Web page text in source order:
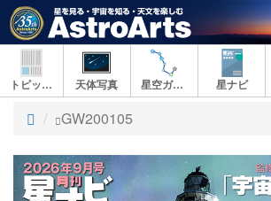
トピックス 天体写真 星空ガイド 星ナビ
ト
プ
GW200105